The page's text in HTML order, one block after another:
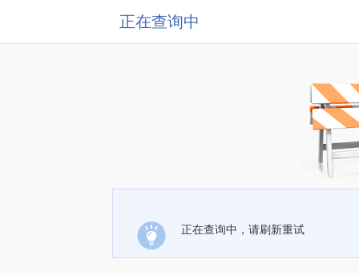
正在查询中
正在查询中，请刷新重试